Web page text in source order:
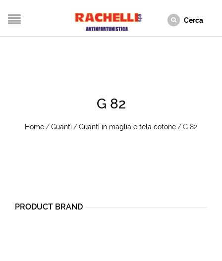
G 82
Home /Guanti /Guanti in maglia e tela cotone /G 82
PRODUCT BRAND